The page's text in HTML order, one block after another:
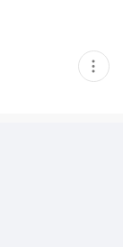
현
재